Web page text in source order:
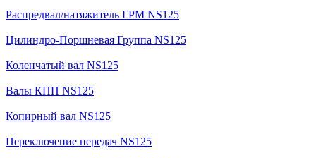
Распредвал/натяжитель ГРМ NS125
Цилиндро-Поршневая Группа NS125
Коленчатый вал NS125
Валы КПП NS125
Копирный вал NS125
Переключение передач NS125